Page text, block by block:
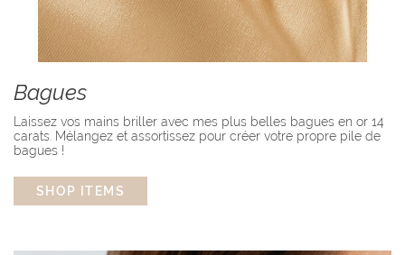
Bagues
Laissez vos mains briller avec mes plus belles bagues en or 14
carats. Mélangez et assortissez pour créer votre propre pile de
bagues !
SHOP ITEMS